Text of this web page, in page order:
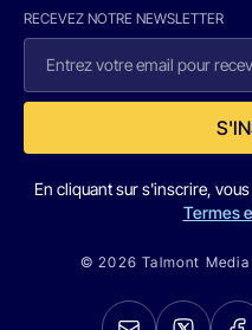
RECEVEZ NOTRE NEWSLETTER
En cliquant sur s'inscrire,
Termes
© 2026 Talmont